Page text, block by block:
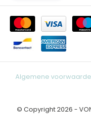
Algemene
© Copyright 2026 -